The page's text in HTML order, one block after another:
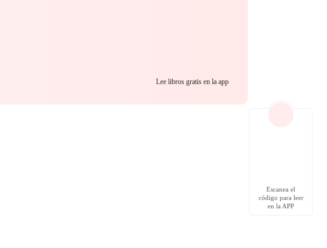
Lee libros gratis en la app
Escanea el
código para leer
en la APP